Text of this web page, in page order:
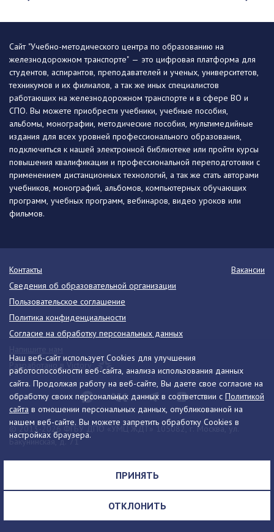
Наш веб-сайт использует Cookies для улучшения
работоспособности веб-сайта, анализа использования данных
сайта. Продолжая работу на веб-сайте, Вы даете свое согласие на
обработку своих персональных данных в соответствии с Политикой
сайта в отношении персональных данных, опубликованной на
нашем веб-сайте. Вы можете запретить обработку Cookies в
настройках браузера.
ПРИНЯТЬ
ОТКЛОНИТЬ
Сайт "Учебно-методического центра по образованию на
железнодорожном транспорте" — это цифровая платформа для
студентов, аспирантов, преподавателей и ученых, университетов,
техникумов и их филиалов, а так же иных специалистов
работающих на железнодорожном транспорте и в сфере ВО и
СПО. Вы можете приобрести учебники, учебные пособия,
альбомы, монографии, методические пособия, мультимедийные
издания для всех уровней профессионального образования,
подключиться к нашей электронной библиотеке или пройти курсы
повышения квалификации и профессиональной переподготовки с
применением дистанционных технологий, а так же стать авторами
учебников, монографий, альбомов, компьютерных обучающих
программ, учебных программ, вебинаров, видео уроков или
фильмов.
© 2013-2026 ФГБУ ДПО «УМЦ ЖДТ» 105082, г. Москва, ул.
Бакунинская, д. 71
Телефон:8 (495) 739-00-30 info@umczdt.ru
схема проезда
Контакты
Вакансии
Сведения об образовательной организации
Пользовательское соглашение
Политика конфиденциальности
Согласие на обработку персональных данных
Разработано в Victory